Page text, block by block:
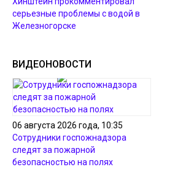
серьезные проблемы с водой в
Железногорске
ВИДЕОНОВОСТИ
06 августа 2026 года, 10:35
Сотрудники госпожнадзора
следят за пожарной
безопасностью на полях